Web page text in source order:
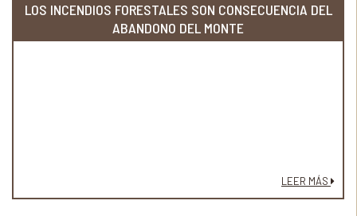
LOS INCENDIOS FORESTALES SON CONSECUENCIA DEL
ABANDONO DEL MONTE
LEER MÁS